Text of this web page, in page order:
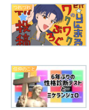
つれづれ
信仰のこと